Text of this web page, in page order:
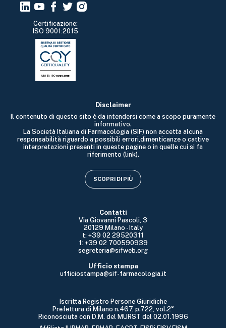
Certificazione:
ISO 9001:2015
Contatti
Via Giovanni Pascoli, 3
20129 Milano - Italy
t: +39 02 29520311
f: +39 02 700590939
segreteria@sifweb.org
Ufficio stampa
ufficiostampa@sif-farmacologia.it
Iscritta Registro Persone Giuridiche
Prefettura di Milano n.467, p.722, vol.2°
Riconosciuta con D.M. del MURST del 02.01.1996
Disclaimer
Il contenuto di questo sito è da intendersi come a scopo puramente
informativo.
La Società Italiana di Farmacologia (SIF) non accetta alcuna
responsabilità riguardo a possibili errori,dimenticanze o cattive
interpretazioni presenti in queste pagine o in quelle cui si fa
riferimento (link).
SCOPRI DI PIÙ